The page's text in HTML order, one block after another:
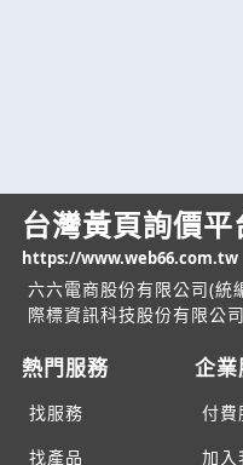
台灣黃頁詢價平
https://www.web66.com.tw
六六電商股份有限公司(統
際標資訊科技股份有限公
熱門服務
找服務
找產品
企
付費
加入